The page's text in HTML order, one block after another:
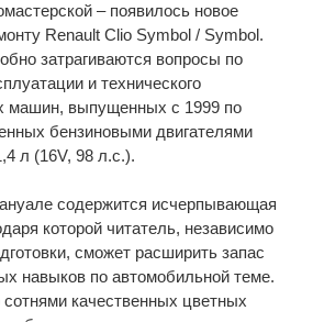
– появилось новое
Renault Clio Symbol / Symbol.
затрагиваются вопросы по
и технического
машин, выпущенных с 1999 по
бензиновыми двигателями
л (16V, 98 л.с.).
содержится исчерпывающая
которой читатель, независимо
сможет расширить запас
навыков по автомобильной теме.
качественных цветных